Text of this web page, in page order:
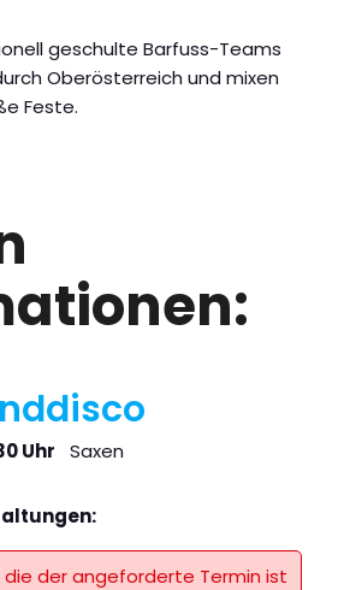
geschulte Barfuss-Teams
Oberösterreich und mixen
Feste.
Uhr Saxen
die der angeforderte Termin ist